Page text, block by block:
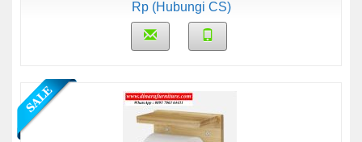
Rp (Hubungi CS)